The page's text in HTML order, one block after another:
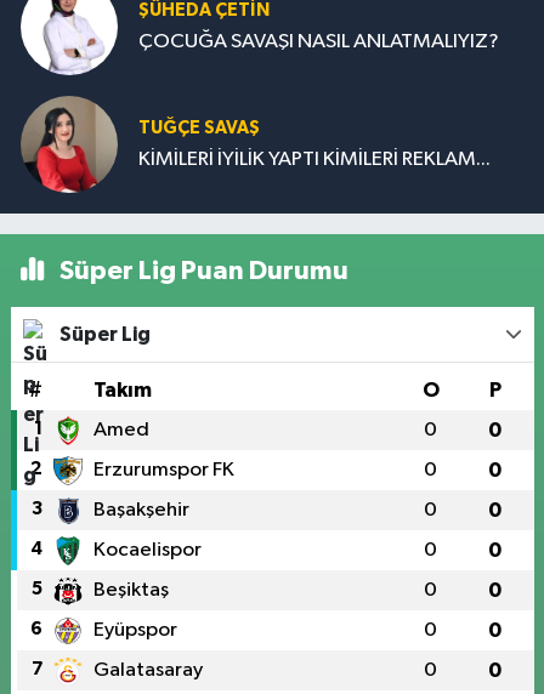
ŞÜHEDA ÇETİN
ÇOCUĞA SAVAŞI NASIL ANLATMALIYIZ?
TUĞÇE SAVAŞ
KİMİLERİ İYİLİK YAPTI KİMİLERİ REKLAM...
Süper Lig Puan Durumu
Süper Lig
# Takım O P
1 Amed 0 0
2 Erzurumspor FK 0 0
3 Başakşehir 0 0
4 Kocaelispor 0 0
5 Beşiktaş 0 0
6 Eyüpspor 0 0
7 Galatasaray 0 0